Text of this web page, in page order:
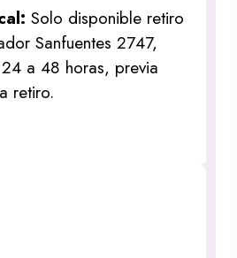
Solo disponible retiro
Sanfuentes 2747,
a 48 horas, previa
retiro.